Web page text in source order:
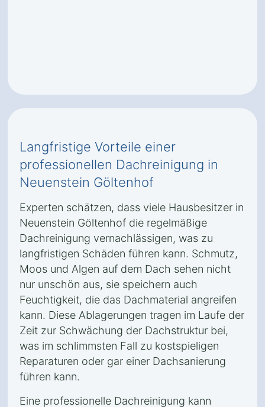
Langfristige Vorteile einer
professionellen Dachreinigung in
Neuenstein Göltenhof
Experten schätzen, dass viele Hausbesitzer in
Neuenstein Göltenhof die regelmäßige
Dachreinigung vernachlässigen, was zu
langfristigen Schäden führen kann. Schmutz,
Moos und Algen auf dem Dach sehen nicht
nur unschön aus, sie speichern auch
Feuchtigkeit, die das Dachmaterial angreifen
kann. Diese Ablagerungen tragen im Laufe der
Zeit zur Schwächung der Dachstruktur bei,
was im schlimmsten Fall zu kostspieligen
Reparaturen oder gar einer Dachsanierung
führen kann.
Eine professionelle Dachreinigung kann